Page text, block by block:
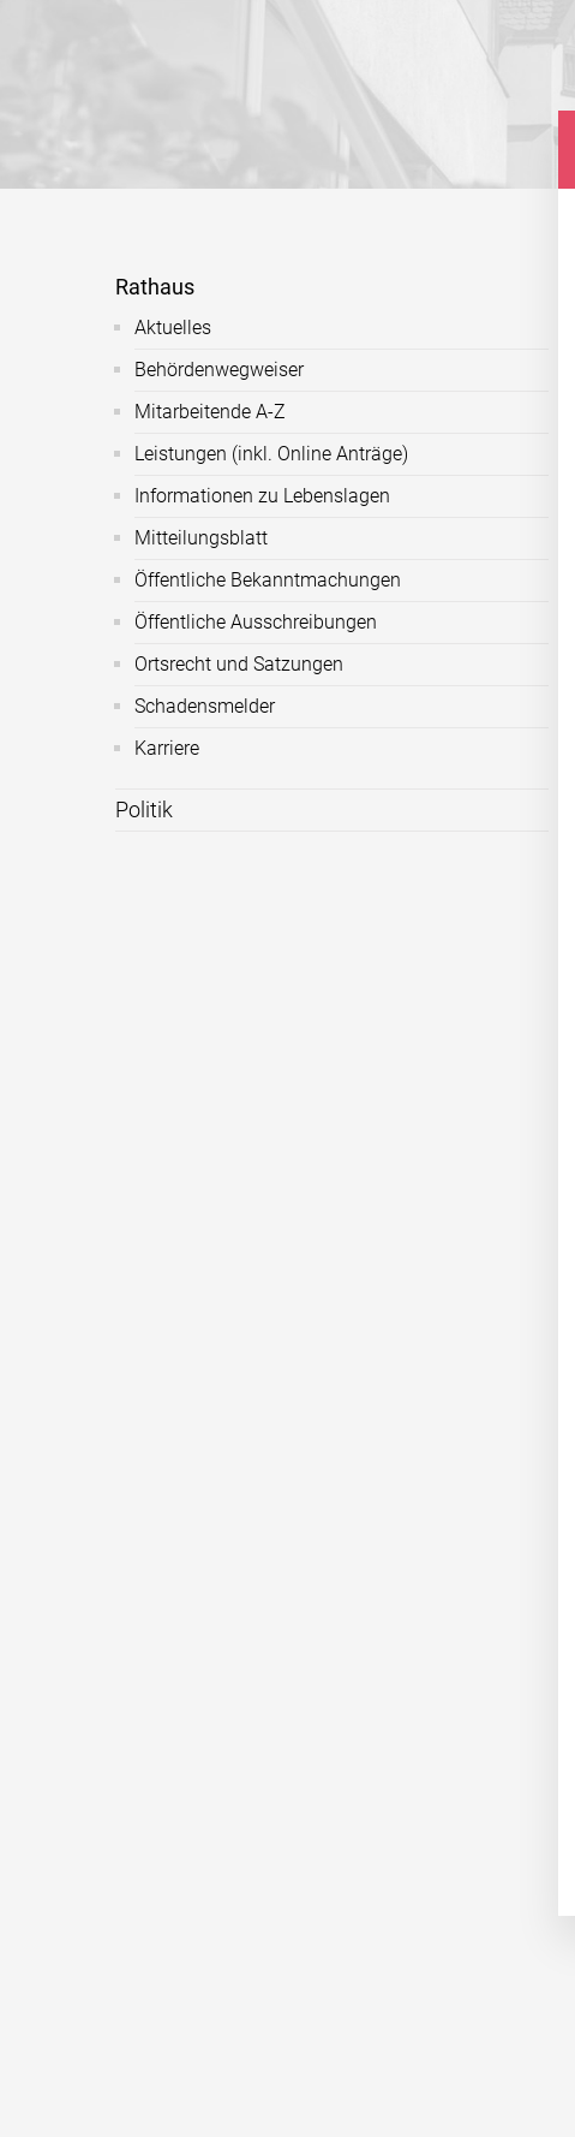
Rathaus
Aktuelles
Behördenwegweiser
Mitarbeitende A-Z
Leistungen (inkl. Online Anträge)
Informationen zu Lebenslagen
Mitteilungsblatt
Öffentliche Bekanntmachungen
Öffentliche Ausschreibungen
Ortsrecht und Satzungen
Schadensmelder
Karriere
Politik